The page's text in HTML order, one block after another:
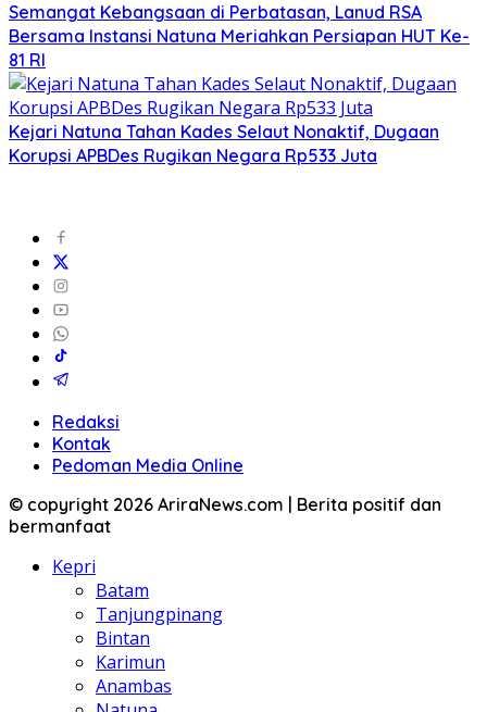
Semangat Kebangsaan di Perbatasan, Lanud RSA
Bersama Instansi Natuna Meriahkan Persiapan HUT Ke-
81 RI
Kejari Natuna Tahan Kades Selaut Nonaktif, Dugaan
Korupsi APBDes Rugikan Negara Rp533 Juta
Redaksi
Kontak
Pedoman Media Online
© copyright 2026 AriraNews.com | Berita positif dan
bermanfaat
Kepri
Batam
Tanjungpinang
Bintan
Karimun
Anambas